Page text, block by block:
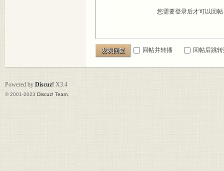
您需要登录后才可以回
发表回复 回帖并转播 回帖后跳
Powered by Discuz! X3.4
© 2001-2023 Discuz! Team